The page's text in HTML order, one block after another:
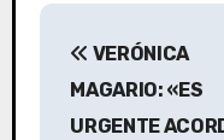
N
VERÓNICA
MAGARIO: «ES
URGENTE